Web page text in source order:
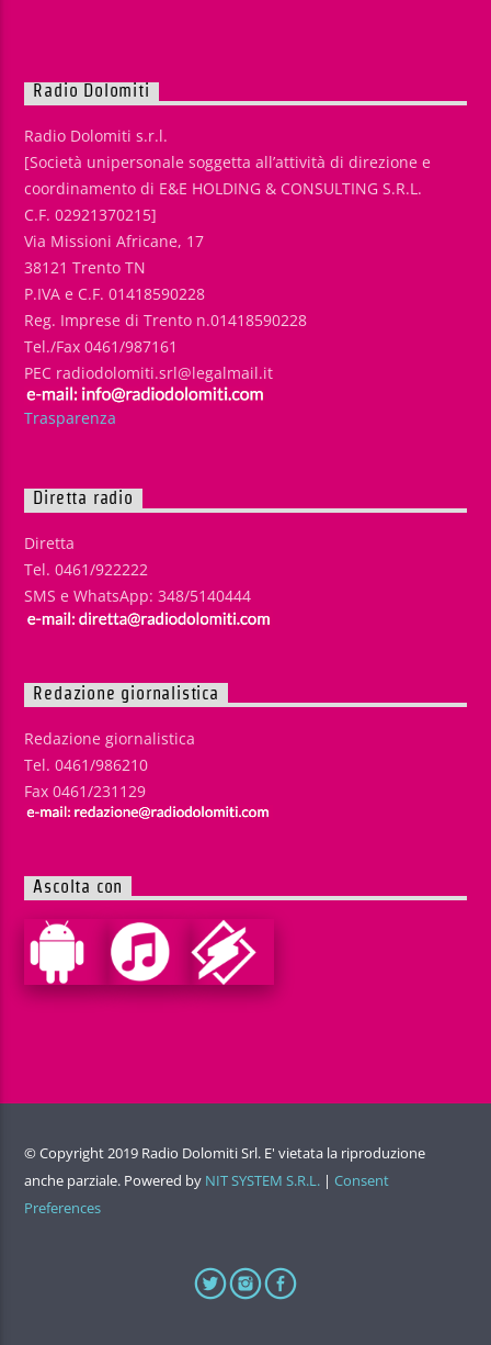
Radio Dolomiti
Radio Dolomiti s.r.l.
[Società unipersonale soggetta all’attività di direzione e
coordinamento di E&E HOLDING & CONSULTING S.R.L.
C.F. 02921370215]
Via Missioni Africane, 17
38121 Trento TN
P.IVA e C.F. 01418590228
Reg. Imprese di Trento n.01418590228
Tel./Fax 0461/987161
PEC radiodolomiti.srl@legalmail.it
Trasparenza
Diretta radio
Diretta
Tel. 0461/922222
SMS e WhatsApp: 348/5140444
Redazione giornalistica
Redazione giornalistica
Tel. 0461/986210
Fax 0461/231129
Ascolta con
© Copyright 2019 Radio Dolomiti Srl. E' vietata la riproduzione
anche parziale. Powered by NIT SYSTEM S.R.L. | Consent
Preferences